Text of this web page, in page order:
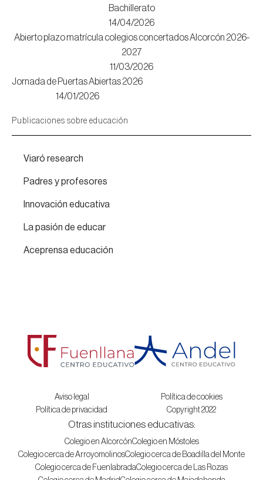
Bachillerato
14/04/2026
Abierto plazo matrícula colegios concertados Alcorcón 2026-
2027
11/03/2026
Jornada de Puertas Abiertas 2026
14/01/2026
Publicaciones sobre educación
Viaró research
Padres y profesores
Innovación educativa
La pasión de educar
Aceprensa educación
Aviso legal
Política de cookies
Política de privacidad
Copyright 2022
Otras instituciones educativas:
Colegio en AlcorcónColegio en Móstoles
Colegio cerca de ArroyomolinosColegio cerca de Boadilla del Monte
Colegio cerca de FuenlabradaColegio cerca de Las Rozas